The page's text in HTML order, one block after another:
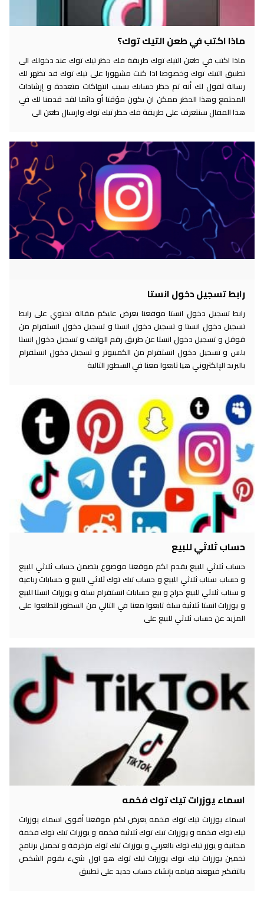
ماذا اكتب في طعن التيك توك؟
ماذا اكتب في طعن التيك توك طريقة فك حظر تيك توك عند دخولك الى
تطبيق التيك توك وخصوصا اذا كنت مشهورا على تيك توك قد تظهر لك
رسالة تقول لك أنه تم حظر حسابك بسبب انتهاكات متعددة و إرشادات
المجتمع وهذا الحظر ممكن ان يكون مؤقتا أو دائما لقد قدمنا لك في
هذا المقال سنتعرف على طريقة فك حظر تيك توك وارسال طعن الى
رابط تسجيل دخول انستا
رابط تسجيل دخول انستا موقعنا يعرض عليكم مقالة تحتوي على رابط
تسجيل دخول انستا و تسجيل دخول انستا و تسجيل دخول انستقرام من
قوقل و تسجيل دخول انستا عن طريق رقم الهاتف و تسجيل دخول انستا
بلس و تسجيل دخول انستقرام من الكمبيوتر و تسجيل دخول انستقرام
بالبريد الإلكتروني هيا تابعوا معنا في السطور التالية
حساب ثلاثي للبيع
حساب ثلاثي للبيع يقدم لكم موقعنا موضوع يتضمن حساب ثلاثي للبيع
و حساب سناب ثلاثي للبيع و حساب تيك توك ثلاثي للبيع و حسابات رباعية
و سناب ثلاثي للبيع حراج و بيع حسابات انستقرام سلة و يوزرات انستا للبيع
و يوزرات انستا ثلاثية سلة تابعوا معنا في التالي من السطور لتطلعوا على
المزيد عن حساب ثلاثي للبيع على
اسماء يوزرات تيك توك فخمه
اسماء يوزرات تيك توك فخمه يعرض لكم موقعنا أقوى اسماء يوزرات
تيك توك فخمه و يوزرات تيك توك ثلاثية فخمه و يوزرات تيك توك فخمة
مجانية و يوزر تيك توك بالعربي و يوزرات تيك توك مزخرفة و تحميل برنامج
تخمين يوزرات تيك توك يوزرات تيك توك هو اول شيء يقوم الشخص
بالتفكير فيهعند قيامه بإنشاء حساب جديد على تطبيق